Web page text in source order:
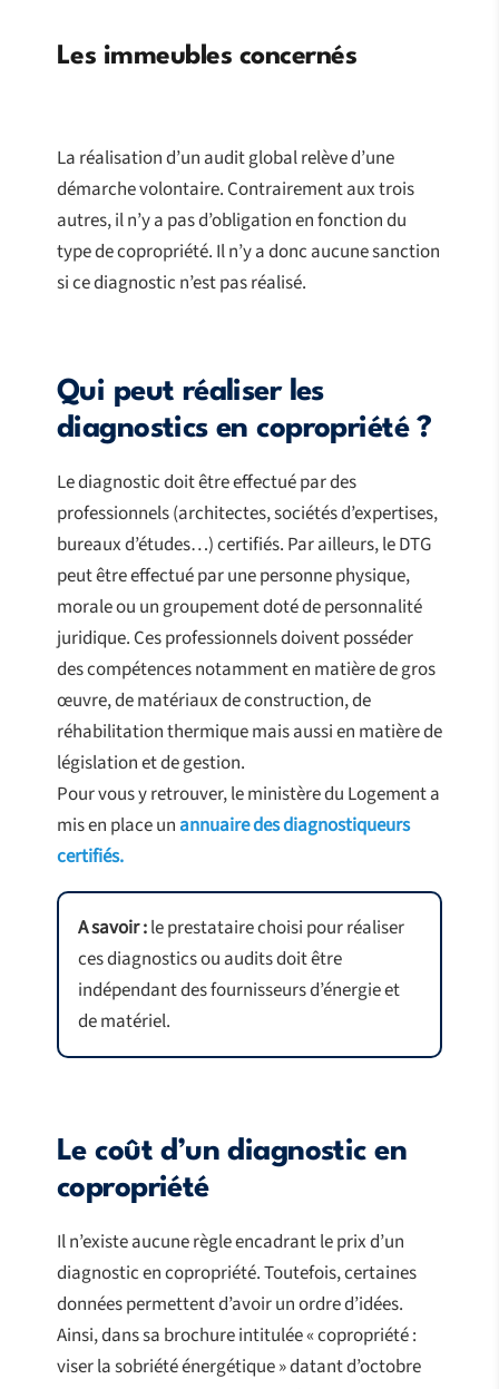
Les immeubles concernés
La réalisation d’un audit global relève d’une
démarche volontaire. Contrairement aux trois
autres, il n’y a pas d’obligation en fonction du
type de copropriété. Il n’y a donc aucune sanction
si ce diagnostic n’est pas réalisé.
Qui peut réaliser les
diagnostics en copropriété ?
Le diagnostic doit être effectué par des
professionnels (architectes, sociétés d’expertises,
bureaux d’études…) certifiés. Par ailleurs, le DTG
peut être effectué par une personne physique,
morale ou un groupement doté de personnalité
juridique. Ces professionnels doivent posséder
des compétences notamment en matière de gros
œuvre, de matériaux de construction, de
réhabilitation thermique mais aussi en matière de
législation et de gestion.
Pour vous y retrouver, le ministère du Logement a
mis en place unannuaire des diagnostiqueurs
certifiés.
A savoir :le prestataire choisi pour réaliser
ces diagnostics ou audits doit être
indépendant des fournisseurs d’énergie et
de matériel.
Le coût d’un diagnostic en
copropriété
Il n’existe aucune règle encadrant le prix d’un
diagnostic en copropriété. Toutefois, certaines
données permettent d’avoir un ordre d’idées.
Ainsi, dans sa brochure intitulée « copropriété :
viser la sobriété énergétique » datant d’octobre